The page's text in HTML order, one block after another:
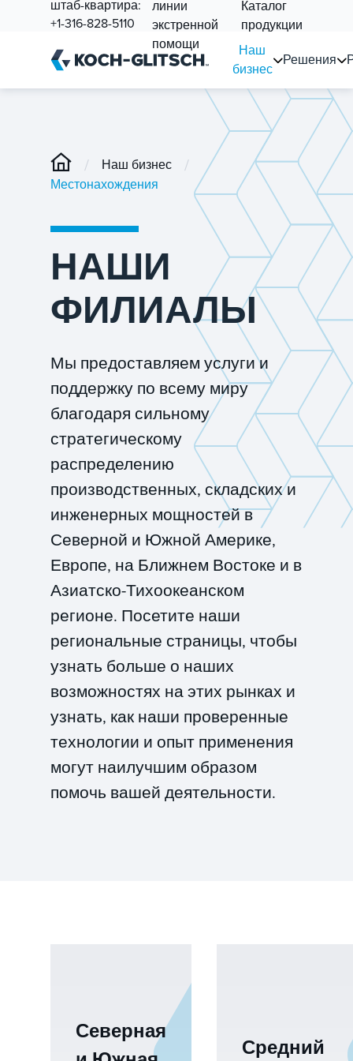
штаб-квартира:
+1-316-828-5110
линии
экстренной
помощи
Каталог
продукции
Наш
бизнес
Решения
/ Наш бизнес /
Местонахождения
НАШИ
ФИЛИАЛЫ
Мы предоставляем услуги и
поддержку по всему миру
благодаря сильному
стратегическому
распределению
производственных, складских и
инженерных мощностей в
Северной и Южной Америке,
Европе, на Ближнем Востоке и в
Азиатско-Тихоокеанском
регионе. Посетите наши
региональные страницы, чтобы
узнать больше о наших
возможностях на этих рынках и
узнать, как наши проверенные
технологии и опыт применения
могут наилучшим образом
помочь вашей деятельности.
Северная
Средний